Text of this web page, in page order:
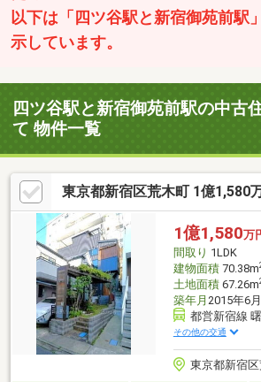
以下は「四ツ谷駅と新宿御苑前駅
示しています。
四ツ谷駅と新宿御苑前駅の中古
て 物件一覧
東京都新宿区荒木町 1億1,580
1億1,580万
間取り 1LDK
建物面積70.38m
土地面積67.26m
築年月 2015年6
都営新宿線
その他の交通
東京都新宿